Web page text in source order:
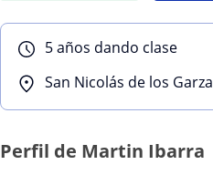
5 años dando clase
San Nicolás de los Garza
Perfil de Martin Ibarra